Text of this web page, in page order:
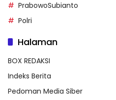
PrabowoSubianto
Polri
Halaman
BOX REDAKSI
Indeks Berita
Pedoman Media Siber